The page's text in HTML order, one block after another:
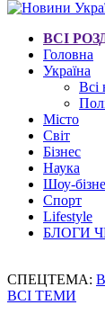
ВСІ
Головна
Україна
Всі
Місто
Світ
Бізнес
Наука
Шоу-
Спорт
Lifestyle
БЛОГИ
СПЕЦТЕМА:
ВСІ ТЕМИ